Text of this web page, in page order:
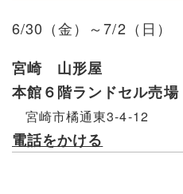
6/30（金）～7/2（日）
宮崎 山形屋
本館６階ランドセル売場
宮崎市橘通東3-4-12
電話をかける